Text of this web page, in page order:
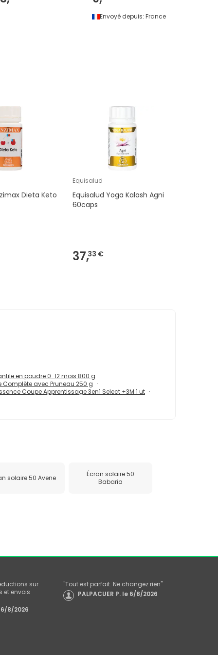
Envoyé depuis: France
Dieta Keto
Equisalud
Equisalud Yoga Kalash Agni
60caps
37,33 €
en poudre 0-12 mois 800 g
Complète avec Pruneau 250 g
Coupe Apprentissage 3en1 Select +3M 1 ut
solaire 50 Avene
Écran solaire 50
Babaria
sur
et envois
6/8/2026
"Tout est parfait. Ne changez rien"
PALPACUER P. le 6/8/2026